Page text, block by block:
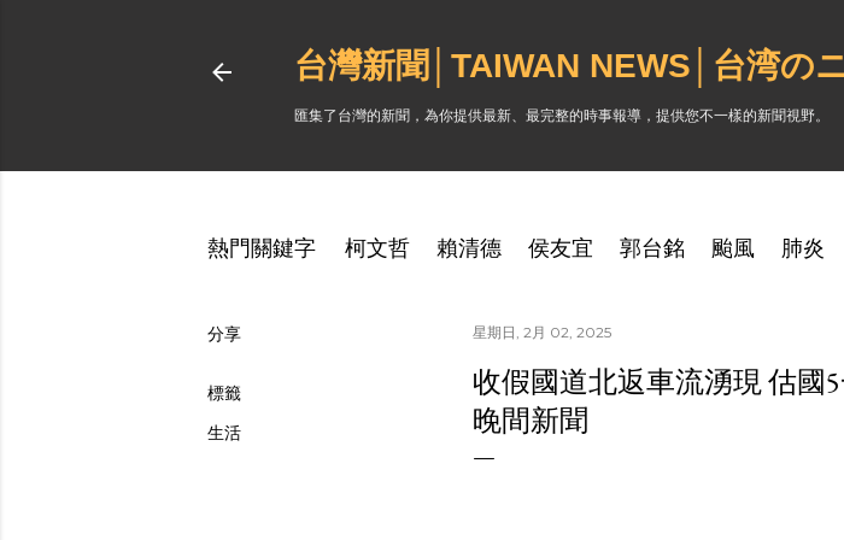
台灣新聞│TAIWAN NEWS│台湾の
匯集了台灣的新聞，為你提供最新、最完整的時事報導，提供您不一樣的新聞視野。
熱門關鍵字 柯文哲 賴清德 侯友宜 郭台銘 颱風 肺炎
分享
標籤
生活
星期日, 2月 02, 2025
收假國道北返車流湧現 估國
晚間新聞